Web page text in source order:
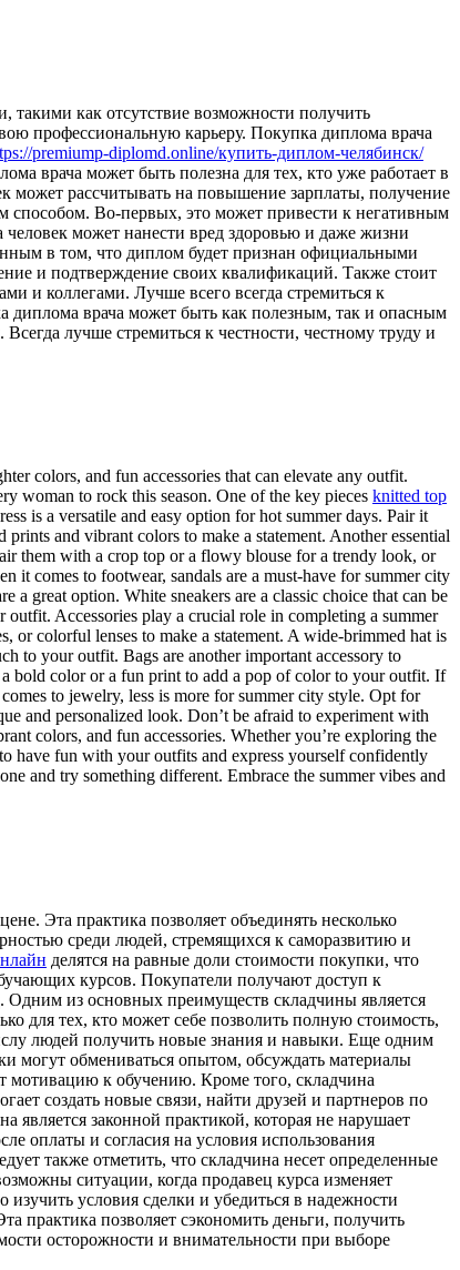
как отсутствие возможности получить
профессиональную карьеру. Покупка диплома врача
premiump-diplomd.online/купить-диплом-челябинск/
врача может быть полезна для тех, кто уже работает в
может рассчитывать на повышение зарплаты, получение
способом. Во-первых, это может привести к негативным
может нанести вред здоровью и даже жизни
в том, что диплом будет признан официальными
и подтверждение своих квалификаций. Также стоит
и коллегами. Лучше всего всегда стремиться к
диплома врача может быть как полезным, так и опасным
лучше стремиться к честности, честному труду и
colors, and fun accessories that can elevate any outfit.
woman to rock this season. One of the key pieces knitted top
is a versatile and easy option for hot summer days. Pair it
and vibrant colors to make a statement. Another essential
them with a crop top or a flowy blouse for a trendy look, or
it comes to footwear, sandals are a must-have for summer city
a great option. White sneakers are a classic choice that can be
Accessories play a crucial role in completing a summer
or colorful lenses to make a statement. A wide-brimmed hat is
to your outfit. Bags are another important accessory to
bold color or a fun print to add a pop of color to your outfit. If
to jewelry, less is more for summer city style. Opt for
and personalized look. Don’t be afraid to experiment with
colors, and fun accessories. Whether you’re exploring the
have fun with your outfits and express yourself confidently
and try something different. Embrace the summer vibes and
Эта практика позволяет объединять несколько
среди людей, стремящихся к саморазвитию и
делятся на равные доли стоимости покупки, что
курсов. Покупатели получают доступ к
Одним из основных преимуществ складчины является
для тех, кто может себе позволить полную стоимость,
людей получить новые знания и навыки. Еще одним
могут обмениваться опытом, обсуждать материалы
мотивацию к обучению. Кроме того, складчина
создать новые связи, найти друзей и партнеров по
законной практикой, которая не нарушает
оплаты и согласия на условия использования
также отметить, что складчина несет определенные
ситуации, когда продавец курса изменяет
условия сделки и убедиться в надежности
практика позволяет сэкономить деньги, получить
осторожности и внимательности при выборе